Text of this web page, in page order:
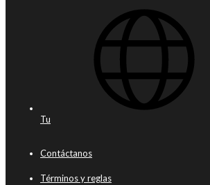
Tu
Contáctanos
Términos y reglas